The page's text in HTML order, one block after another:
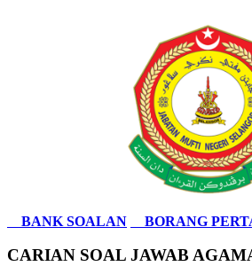
BANK SOALAN BORANG
CARIAN SOAL JAWAB